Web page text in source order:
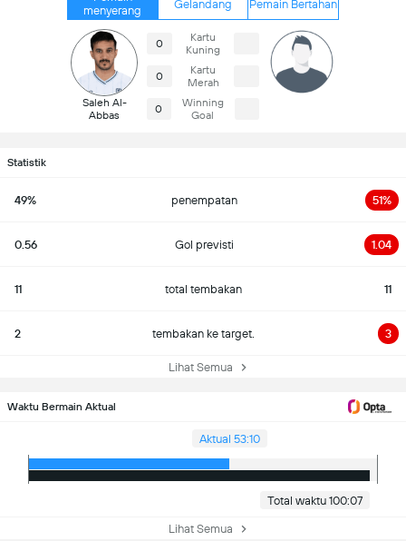
menyerang
Gelandang Pemain Bertahan
Saleh Al-
Abbas
0
Kartu
Kuning
0
Kartu
Merah
0
Winning
Goal
Statistik
49% penempatan 51%
0.56 Gol previsti 1.04
11 total tembakan 11
2 tembakan ke target. 3
Lihat Semua
Waktu Bermain Aktual
Aktual 53:10
Total waktu 100:07
Lihat Semua